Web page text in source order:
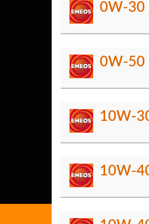
0W-30
0W-50
10W-
10W-